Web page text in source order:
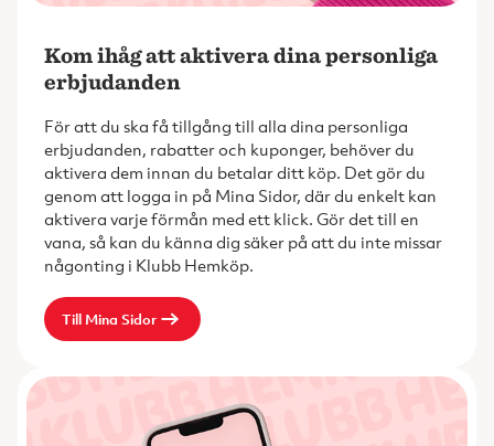
Kom ihåg att aktivera dina personliga
erbjudanden
För att du ska få tillgång till alla dina personliga
erbjudanden, rabatter och kuponger, behöver du
aktivera dem innan du betalar ditt köp. Det gör du
genom att logga in på Mina Sidor, där du enkelt kan
aktivera varje förmån med ett klick. Gör det till en
vana, så kan du känna dig säker på att du inte missar
någonting i Klubb Hemköp.
Till Mina Sidor